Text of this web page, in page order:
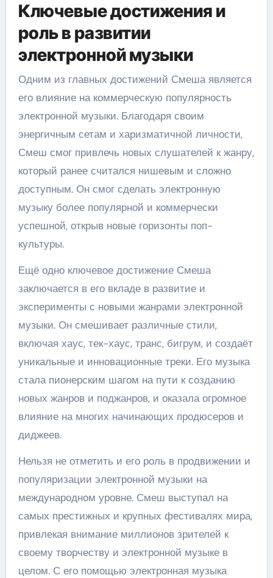
Ключевые достижения и
роль в развитии
электронной музыки
Одним из главных достижений Смеша является
его влияние на коммерческую популярность
электронной музыки. Благодаря своим
энергичным сетам и харизматичной личности,
Смеш смог привлечь новых слушателей к жанру,
который ранее считался нишевым и сложно
доступным. Он смог сделать электронную
музыку более популярной и коммерчески
успешной, открыв новые горизонты поп-
культуры.
Ещё одно ключевое достижение Смеша
заключается в его вкладе в развитие и
эксперименты с новыми жанрами электронной
музыки. Он смешивает различные стили,
включая хаус, тек-хаус, транс, бигрум, и создаёт
уникальные и инновационные треки. Его музыка
стала пионерским шагом на пути к созданию
новых жанров и поджанров, и оказала огромное
влияние на многих начинающих продюсеров и
диджеев.
Нельзя не отметить и его роль в продвижении и
популяризации электронной музыки на
международном уровне. Смеш выступал на
самых престижных и крупных фестивалях мира,
привлекая внимание миллионов зрителей к
своему творчеству и электронной музыке в
целом. С его помощью электронная музыка